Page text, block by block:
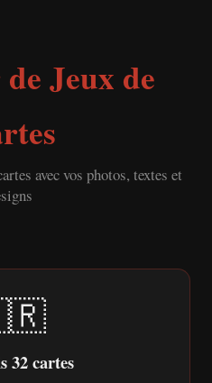
Jeux de
avec vos photos, textes et
32 cartes